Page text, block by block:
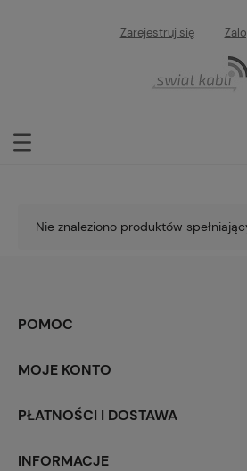
Zarejestruj się
Nie znaleziono produktów
POMOC
MOJE KONTO
PŁATNOŚCI I DOSTAWA
INFORMACJE